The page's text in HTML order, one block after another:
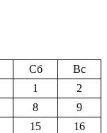
Сб
Вс
1
2
8
9
15
16